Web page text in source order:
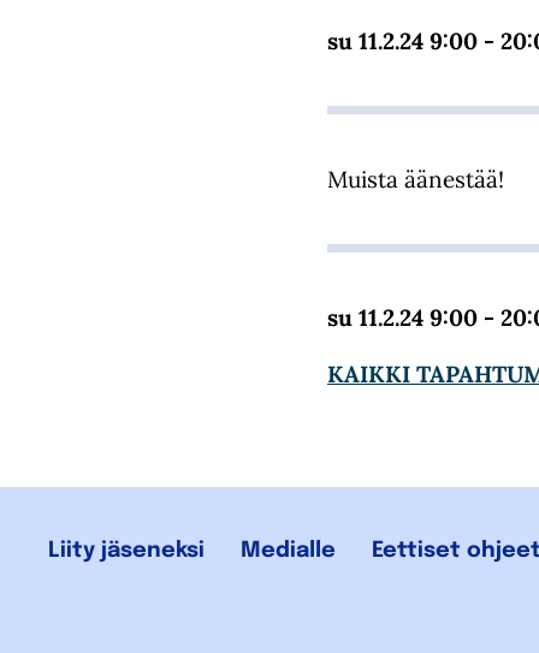
su 11.2.24 9:00 -
Muista äänestää!
su 11.2.24 9:00 -
KAIKKI
Liity jäseneksi Medialle Eettiset